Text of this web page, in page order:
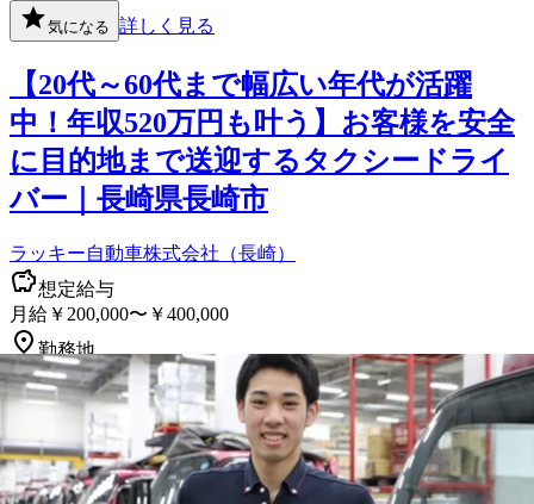
気になる 詳しく見る
【20代～60代まで幅広い年代が活躍
中！年収520万円も叶う】お客様を安全
に目的地まで送迎するタクシードライ
バー｜長崎県長崎市
ラッキー自動車株式会社（長崎）
想定給与
月給￥200,000〜￥400,000
勤務地
長崎県長崎市